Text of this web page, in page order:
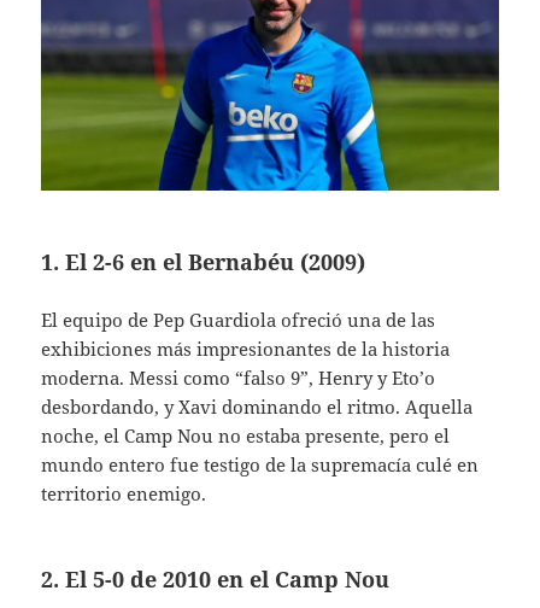
1. El 2-6 en el Bernabéu (2009)
El equipo de Pep Guardiola ofreció una de las
exhibiciones más impresionantes de la historia
moderna. Messi como “falso 9”, Henry y Eto’o
desbordando, y Xavi dominando el ritmo. Aquella
noche, el Camp Nou no estaba presente, pero el
mundo entero fue testigo de la supremacía culé en
territorio enemigo.
2. El 5-0 de 2010 en el Camp Nou